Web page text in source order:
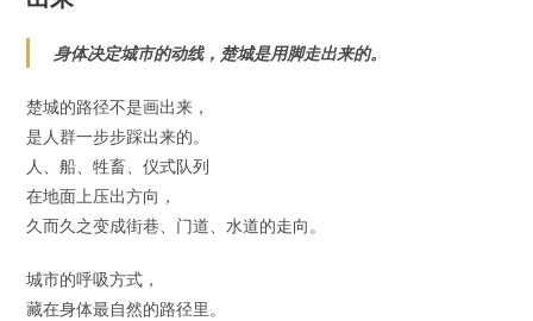
身体决定城市的动线，楚城是用脚走出来的。
楚城的路径不是画出来，
是人群一步步踩出来的。
人、船、牲畜、仪式队列
在地面上压出方向，
久而久之变成街巷、门道、水道的走向。
城市的呼吸方式，
藏在身体最自然的路径里。